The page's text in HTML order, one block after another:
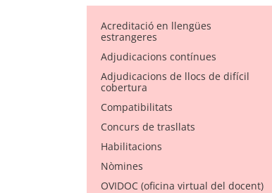
Acreditació en llengües
estrangeres
Adjudicacions contínues
Adjudicacions de llocs de difícil
cobertura
Compatibilitats
Concurs de trasllats
Habilitacions
Nòmines
OVIDOC (oficina virtual del docent)